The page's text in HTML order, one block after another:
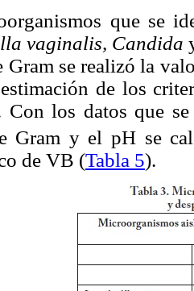
que se
vaginalis, Candida
Gram se realizó la
de los
Con los datos que
Gram y el pH se
de VB (Tabla 5).